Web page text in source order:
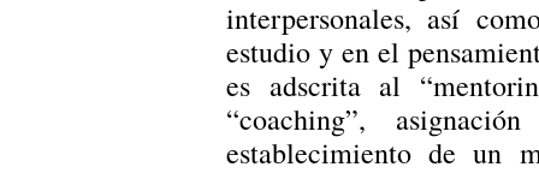
interpersonales, así
estudio y en el
es adscrita al
“coaching”,
establecimiento de un